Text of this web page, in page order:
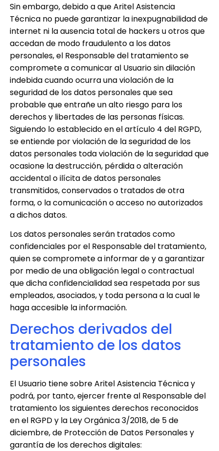
Sin embargo, debido a queAritel Asistencia
Técnica no puede garantizar la inexpugnabilidad de
internet ni la ausencia total de hackers u otros que
accedan de modo fraudulento a los datos
personales, el Responsable del tratamiento se
compromete a comunicar al Usuario sin dilación
indebida cuando ocurra una violación de la
seguridad de los datos personales que sea
probable que entrañe un alto riesgo para los
derechos y libertades de las personas físicas.
Siguiendo lo establecido en el artículo 4 del RGPD,
se entiende por violación de la seguridad de los
datos personales toda violación de la seguridad que
ocasione la destrucción, pérdida o alteración
accidental o ilícita de datos personales
transmitidos, conservados o tratados de otra
forma, o la comunicación o acceso no autorizados
a dichos datos.
Los datos personales serán tratados como
confidenciales por el Responsable del tratamiento,
quien se compromete a informar de y a garantizar
por medio de una obligación legal o contractual
que dicha confidencialidad sea respetada por sus
empleados, asociados, y toda persona a la cual le
haga accesible la información.
Derechos derivados del
tratamiento de los datos
personales
El Usuario tiene sobreAritel Asistencia Técnicay
podrá, por tanto, ejercer frente al Responsable del
tratamiento los siguientes derechos reconocidos
en el RGPD y la Ley Orgánica 3/2018, de 5 de
diciembre, de Protección de Datos Personales y
garantía de los derechos digitales: